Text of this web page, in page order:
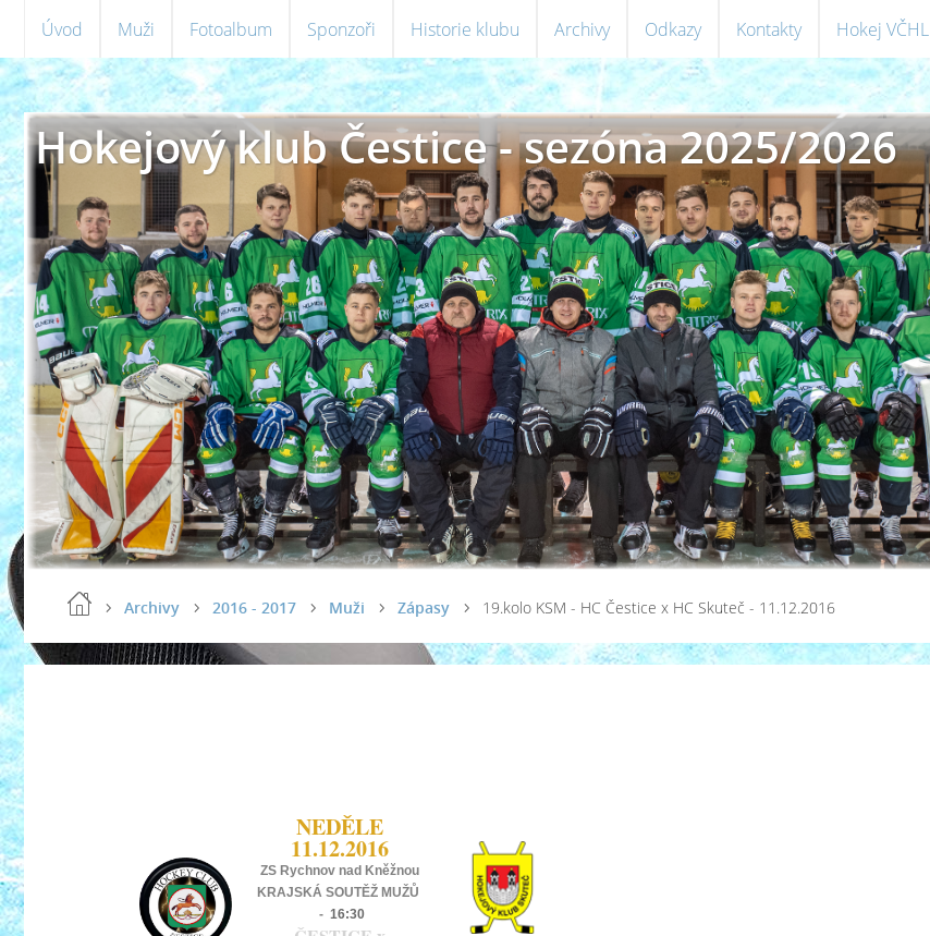
Úvod Muži Fotoalbum Sponzoři Historie klubu Archivy Odkazy Kontakty Hokej VČHL
Hokejový klub Čestice - sezóna 2025/2026
Archivy 2016 - 2017 Muži Zápasy 19.kolo KSM - HC Čestice x HC Skuteč - 11.12.2016
NEDĚLE
11.12.2016
ZS Rychnov nad Kněžnou
KRAJSKÁ SOUTĚŽ MUŽŮ
- 16:30